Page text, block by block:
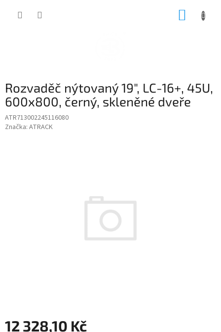
Rozvaděč nýtovaný 19", LC-16+, 45U,
600x800, černý, skleněné dveře
ATR713002245116080
Značka: ATRACK
12 328,10 Kč